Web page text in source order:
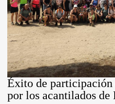
Éxito de participación
por los acantilados de